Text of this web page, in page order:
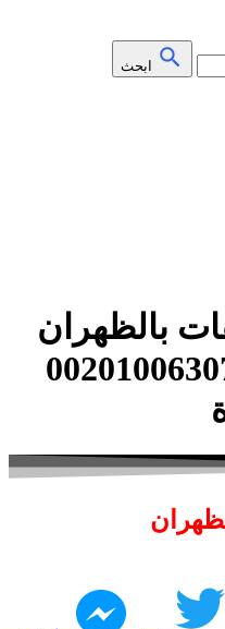
ابحث
بالظهران
00201006307526